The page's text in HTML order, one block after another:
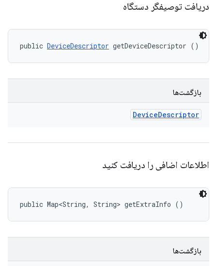
دریافت توصیفگر دستگاه
public DeviceDescriptor getDeviceDescriptor ()
بازگشت‌ها
DeviceDescriptor
اطلاعات اضافی را دریافت کنید
public Map<String, String> getExtraInfo ()
بازگشت‌ها